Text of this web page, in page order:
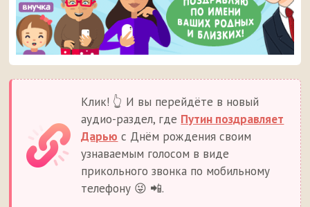
Клик! 👆 И вы перейдёте в новый
аудио-раздел, где Путин поздравляет
Дарью с Днём рождения своим
узнаваемым голосом в виде
прикольного звонка по мобильному
телефону 😜 📲.